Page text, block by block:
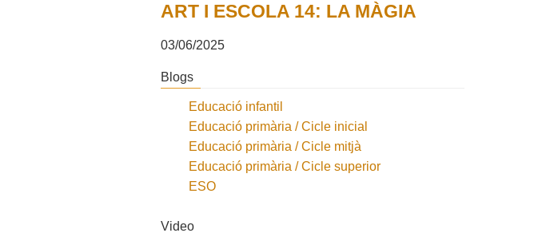
ART I ESCOLA 14: LA MÀGIA
03/06/2025
Blogs
Educació infantil
Educació primària / Cicle inicial
Educació primària / Cicle mitjà
Educació primària / Cicle superior
ESO
Video